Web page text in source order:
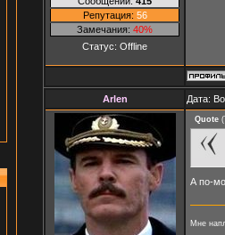
Репутация: 56
Замечания: 40%
Статус: Offline
Arlen Дата:
Quote (
А по-
Мне